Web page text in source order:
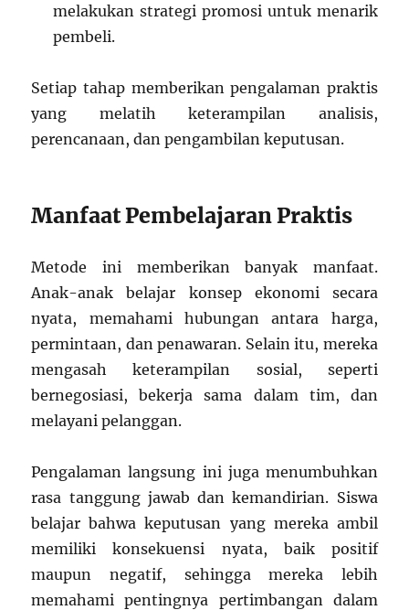
melakukan strategi promosi untuk menarik
pembeli.
Setiap tahap memberikan pengalaman praktis
yang melatih keterampilan analisis,
perencanaan, dan pengambilan keputusan.
Manfaat Pembelajaran Praktis
Metode ini memberikan banyak manfaat.
Anak-anak belajar konsep ekonomi secara
nyata, memahami hubungan antara harga,
permintaan, dan penawaran. Selain itu, mereka
mengasah keterampilan sosial, seperti
bernegosiasi, bekerja sama dalam tim, dan
melayani pelanggan.
Pengalaman langsung ini juga menumbuhkan
rasa tanggung jawab dan kemandirian. Siswa
belajar bahwa keputusan yang mereka ambil
memiliki konsekuensi nyata, baik positif
maupun negatif, sehingga mereka lebih
memahami pentingnya pertimbangan dalam